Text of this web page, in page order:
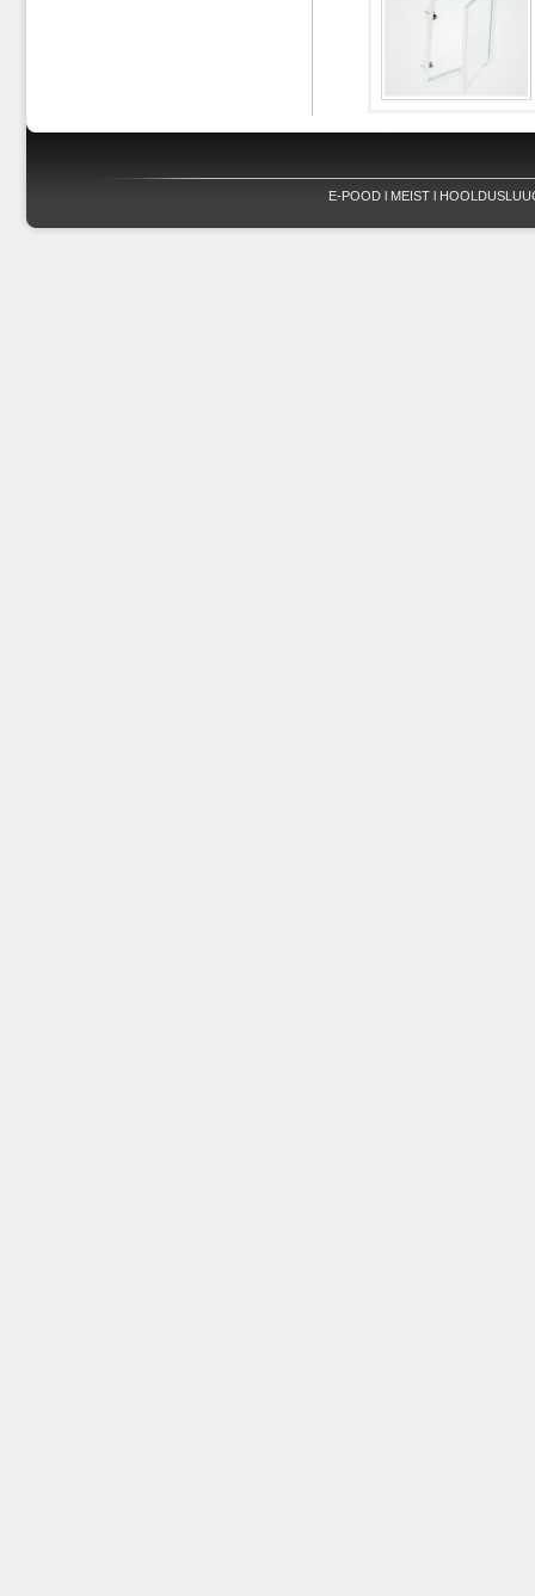
E-POOD l MEIST l